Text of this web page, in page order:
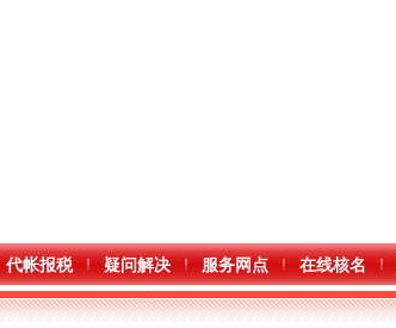
代帐报税 疑问解决 服务网点 在线核名